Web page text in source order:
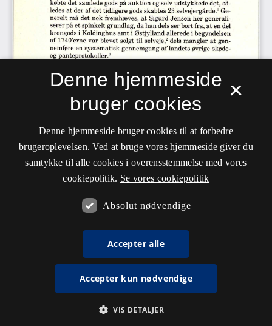
×
Denne hjemmeside
bruger cookies
Denne hjemmeside bruger cookies til at forbedre
brugeroplevelsen. Ved at bruge vores hjemmeside giver du
samtykke til alle cookies i overensstemmelse med vores
cookiepolitik. Se vores cookiepolitik
Absolut nødvendige
Accepter alle
Accepter kun nødvendige
VIS DETALJER